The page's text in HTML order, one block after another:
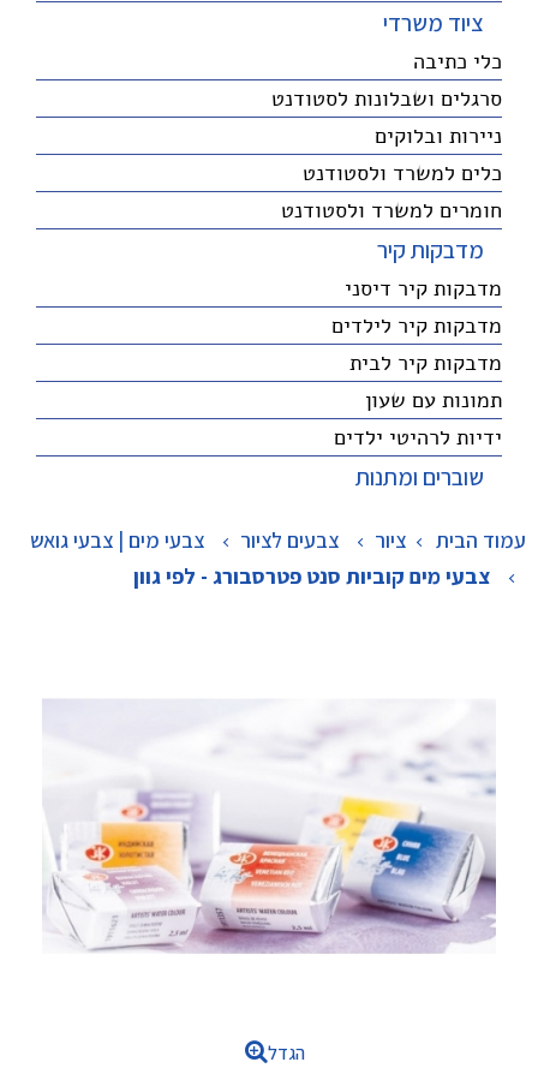
ציוד משרדי
כלי כתיבה
סרגלים ושבלונות לסטודנט
ניירות ובלוקים
כלים למשרד ולסטודנט
חומרים למשרד ולסטודנט
מדבקות קיר
מדבקות קיר דיסני
מדבקות קיר לילדים
מדבקות קיר לבית
תמונות עם שעון
ידיות לרהיטי ילדים
שוברים ומתנות
עמוד הבית ציור > צבעים לציור > צבעי מים | צבעי גואש
> צבעי מים קוביות סנט פטרסבורג - לפי גוון
הגדל